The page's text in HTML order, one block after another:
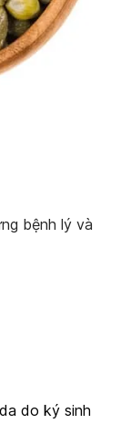
bệnh lý và
do ký sinh